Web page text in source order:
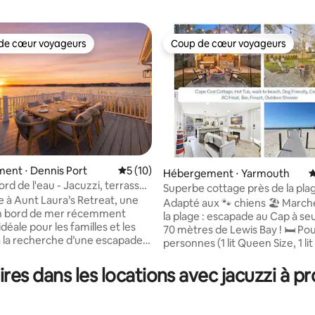
base de 581 commentaires : 4,88 sur 5
cœur voyageurs les plus appréciés
cœur voyageurs
⋅ Dennis Port Évaluation moyenne sur la base de 10
5 (10)
de l'eau - Jacuzzi, terrasse
à Aunt Laura’s Retreat, une
bord de mer récemment
pour les familles et les
recherche d’une escapade
sur l’eau depuis chaque
accès direct à Swan Pond
Coup de cœur voyageurs
Coup de cœur voyageurs
Hébergement ⋅ Yarmouth
Superbe cottage près de la
dans le jardin et jacuzzi
Adapté aux 🐾 chiens 🏖️ Marchez jusqu'à
la plage : escapade au Cap à
70 mètres de Lewis Bay ! 🛏️ Pour 6
personnes (1 lit Queen Size, 1
🛁 Détendez-vous et
profitez de la pergola avec
dans les locations avec jacuzzi à